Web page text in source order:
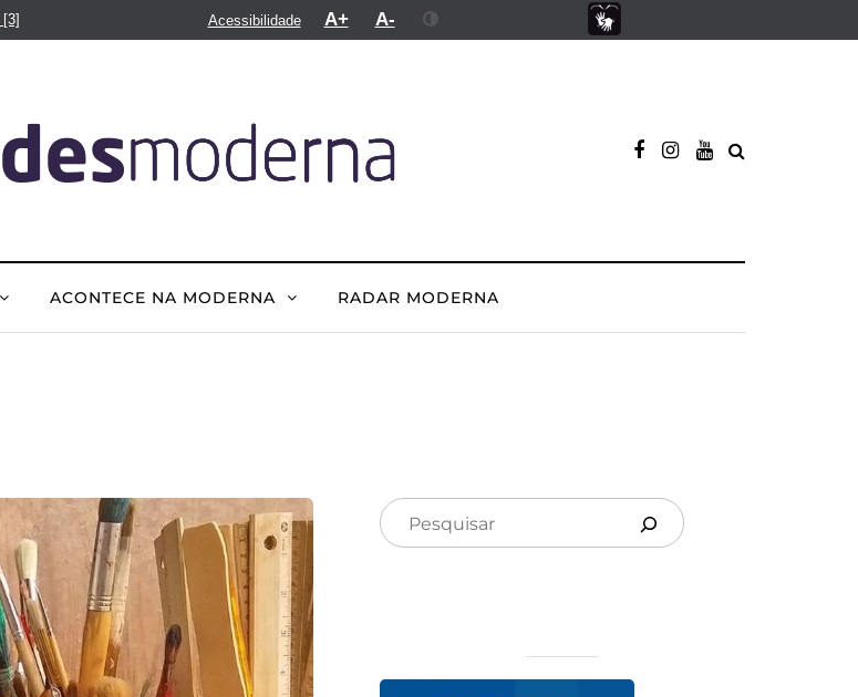
[3] Acessibilidade A+ A-
ACONTECE NA MODERNA RADAR MODERNA